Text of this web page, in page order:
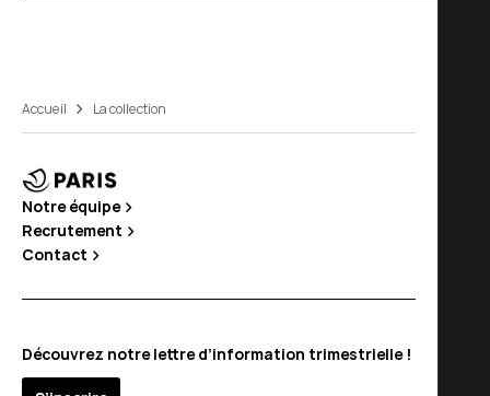
Accueil La collection
Notre équipe
Recrutement
Contact
Découvrez notre lettre d’information trimestrielle !